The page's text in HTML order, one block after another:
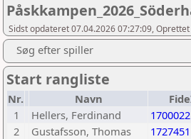
Sidst opdateret 07.04.2026 07:27:09,
Søg efter spiller
Start rangliste
Nr. Navn
1
Hellers, Ferdinand 1700022
2
Gustafsson, Thomas 1727451